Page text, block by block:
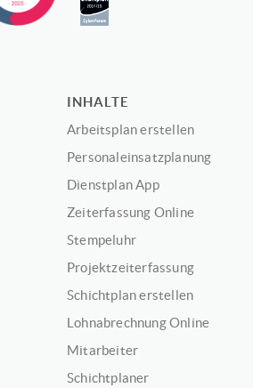
INHALTE
Arbeitsplan erstellen
Personaleinsatzplanung
Dienstplan App
Zeiterfassung Online
Stempeluhr
Projektzeiterfassung
Schichtplan erstellen
Lohnabrechnung Online
Mitarbeiter
Schichtplaner